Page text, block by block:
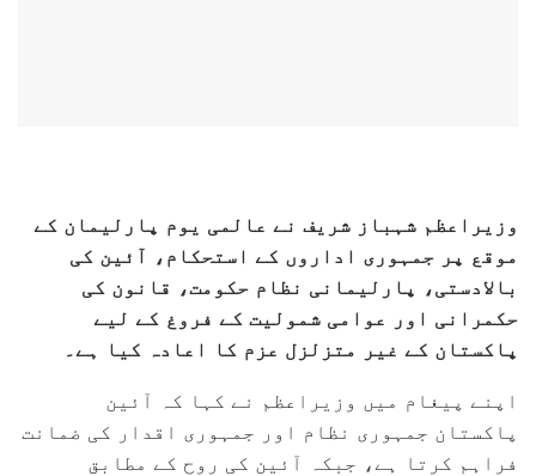
وزیراعظم شہباز شریف نے عالمی یوم پارلیمان کے
موقع پر جمہوری اداروں کے استحکام، آئین کی
بالادستی، پارلیمانی نظام حکومت، قانون کی
حکمرانی اور عوامی شمولیت کے فروغ کے لیے
پاکستان کے غیر متزلزل عزم کا اعادہ کیا ہے۔
اپنے پیغام میں وزیراعظم نے کہا کہ آئین
پاکستان جمہوری نظام اور جمہوری اقدار کی ضمانت
فراہم کرتا ہے، جبکہ آئین کی روح کے مطابق